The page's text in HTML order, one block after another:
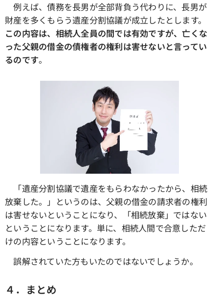
例えば、債務を長男が全部背負う代わりに、長男が
財産を多くもらう遺産分割協議が成立したとします。
この内容は、相続人全員の間では有効ですが、亡くな
った父親の借金の債権者の権利は害せないと言ってい
るのです。
「遺産分割協議で遺産をもらわなかったから、相続
放棄した。」というのは、父親の借金の請求者の権利
は害せないということになり、「相続放棄」ではない
ということになります。単に、相続人間で合意しただ
けの内容ということになります。
誤解されていた方もいたのではないでしょうか。
４．まとめ